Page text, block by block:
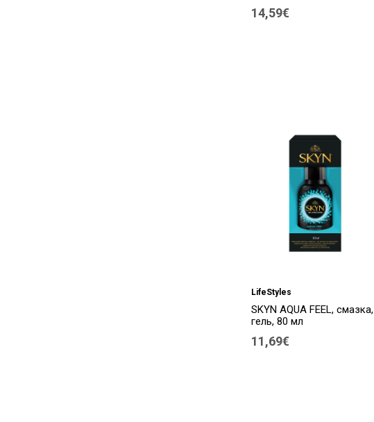
14,59€
LifeStyles
SKYN AQUA FEEL, смазка,
гель, 80 мл
11,69€